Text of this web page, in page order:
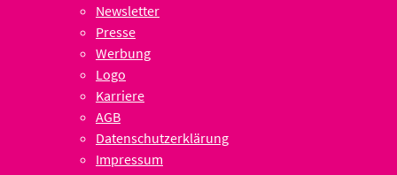
Newsletter
Presse
Werbung
Logo
Karriere
AGB
Datenschutzerklärung
Impressum